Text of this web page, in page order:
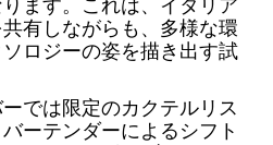
有しながらも、多様な環
ロジーの姿を描き出す試
では限定のカクテルリス
ーテンダーによるシフト